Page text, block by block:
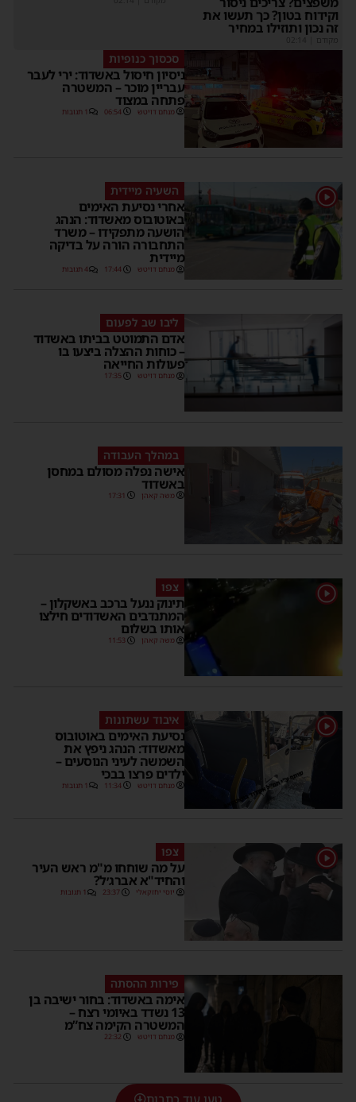
וקידוח בטון? כך תעשו את
זה נכון ותוזילו במחיר
סכסוך כנופיות
ניסיון חיסול באשדוד: ירי לעבר
עבריין מוכר – המשטרה
פתחה במצוד
מנחם דויטש 06:54 1 תגובות
השעיה מיידית
אחרי נסיעת האימים
באוטובוס מאשדוד: הנהג
הושעה מתפקידו – משרד
התחבורה הורה על בדיקה
מיידית
מנחם דויטש 17:44 4 תגובות
ליבו שב לפעום
אדם התמוטט בביתו באשדוד
– כוחות ההצלה ביצעו בו
פעולות החייאה
מנחם דויטש 17:35
במהלך העבודה
אישה נפלה מסולם במחסן
באשדוד
משה קאהן 17:31
צפו
תינוק ננעל ברכב באשקלון –
המתנדבים האשדודים חילצו
אותו בשלום
משה קאהן 11:53
איבוד עשתונות
נסיעת האימים באוטובוס
מאשדוד: הנהג ניפץ את
השמשה לעיני הנוסעים –
ילדים פרצו בבכי
מנחם דויטש 11:34 1 תגובות
על מה שוחחו מ"מ ראש העיר
והחיד"א אברג׳ל?
יוסי יחזקאלי 23:37 1 תגובות
פירות ההסתה
אימה באשדוד: בחור ישיבה בן
13 נשדד באיומי רצח –
המשטרה הקימה צח”מ
מנחם דויטש 22:32
טען עוד כתבות